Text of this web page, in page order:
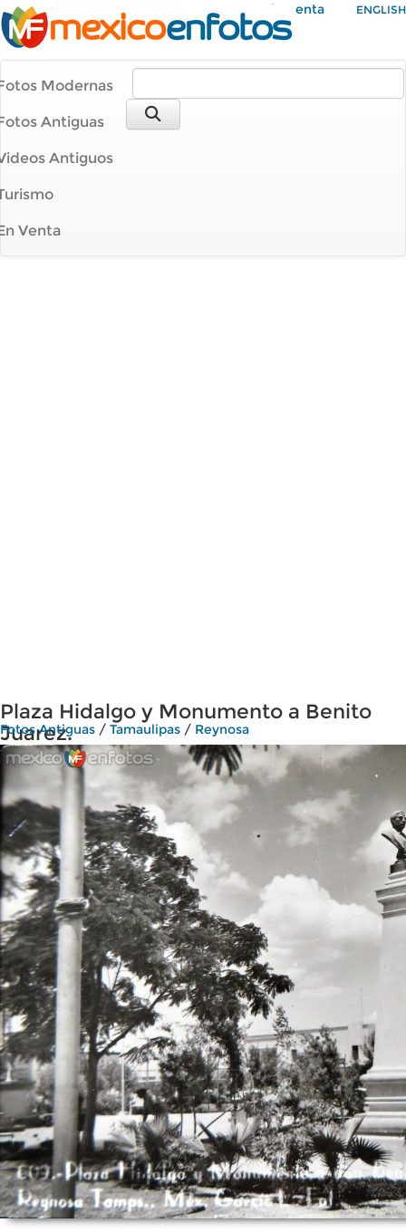
Mi Cuenta ENGLISH
Modernas
Antiguas
Antiguos
Venta
Plaza Hidalgo y Monumento a Benito
Juarez.
Fotos Antiguas / Tamaulipas / Reynosa